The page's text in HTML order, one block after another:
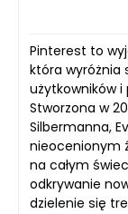
Pinterest to
która wyróżnia
użytkowników
Stworzona w
Silbermanna,
nieocenionym
na całym
odkrywanie
dzielenie się